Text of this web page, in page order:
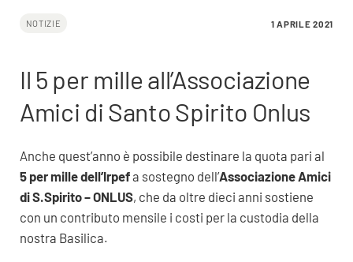
NOTIZIE 1 APRILE 2021
Il 5 per mille all’Associazione
Amici di Santo Spirito Onlus
Anche quest’anno è possibile destinare la quota pari al
5 per mille dell’Irpefa sostegno dell’Associazione Amici
di S.Spirito – ONLUS, che da oltre dieci anni sostiene
con un contributo mensile i costi per la custodia della
nostra Basilica.